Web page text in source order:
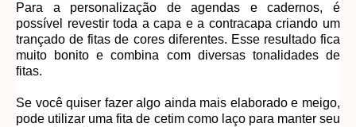
Para a personalização de agendas e cadernos, é
possível revestir toda a capa e a contracapa criando um
trançado de fitas de cores diferentes. Esse resultado fica
muito bonito e combina com diversas tonalidades de
fitas.
Se você quiser fazer algo ainda mais elaborado e meigo,
pode utilizar uma fita de cetim como laço para manter seu